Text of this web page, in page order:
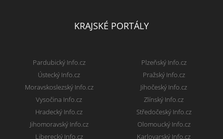
KRAJSKÉ PORTÁLY
Pardubický Info.cz
Ústecký Info.cz
Moravskoslezský Info.cz
Vysočina Info.cz
Hradecký Info.cz
Jihomoravský Info.cz
Liberecký Info.cz
Plzeňský Info.cz
Pražský Info.cz
Jihočeský Info.cz
Zlínský Info.cz
Středočeský Info.cz
Olomoucký Info.cz
Karlovarský Info.cz